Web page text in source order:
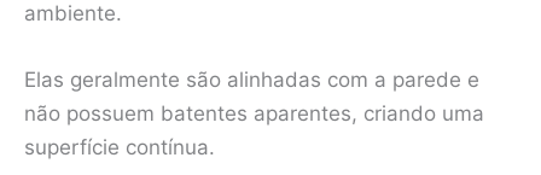
ambiente.
Elas geralmente são alinhadas com a parede e
não possuem batentes aparentes, criando uma
superfície contínua.